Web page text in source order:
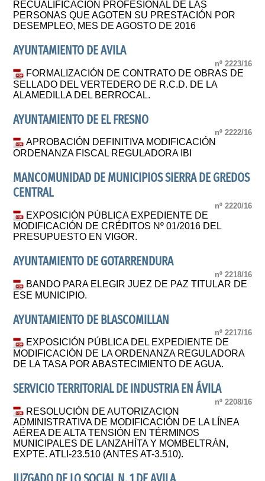
RECUALIFICACIÓN PROFESIONAL DE LAS
PERSONAS QUE AGOTEN SU PRESTACIÓN POR
DESEMPLEO, MES DE AGOSTO DE 2016
AYUNTAMIENTO DE AVILA
nº 2223/16
FORMALIZACIÓN DE CONTRATO DE OBRAS DE
SELLADO DEL VERTEDERO DE R.C.D. DE LA
ALAMEDILLA DEL BERROCAL.
AYUNTAMIENTO DE EL FRESNO
nº 2222/16
APROBACIÓN DEFINITIVA MODIFICACIÓN
ORDENANZA FISCAL REGULADORA IBI
MANCOMUNIDAD DE MUNICIPIOS SIERRA DE GREDOS
CENTRAL
nº 2220/16
EXPOSICIÓN PÚBLICA EXPEDIENTE DE
MODIFICACIÓN DE CRÉDITOS Nº 01/2016 DEL
PRESUPUESTO EN VIGOR.
AYUNTAMIENTO DE GOTARRENDURA
nº 2218/16
BANDO PARA ELEGIR JUEZ DE PAZ TITULAR DE
ESE MUNICIPIO.
AYUNTAMIENTO DE BLASCOMILLAN
nº 2217/16
EXPOSICIÓN PÚBLICA DEL EXPEDIENTE DE
MODIFICACIÓN DE LA ORDENANZA REGULADORA
DE LA TASA POR ABASTECIMIENTO DE AGUA.
SERVICIO TERRITORIAL DE INDUSTRIA EN ÁVILA
nº 2208/16
RESOLUCIÓN DE AUTORIZACION
ADMINISTRATIVA DE MODIFICACIÓN DE LA LÍNEA
AÉREA DE ALTA TENSIÓN EN TÉRMINOS
MUNICIPALES DE LANZAHÍTA Y MOMBELTRÁN,
EXPTE. ATLI-23.510 (ANTES AT-3.510).